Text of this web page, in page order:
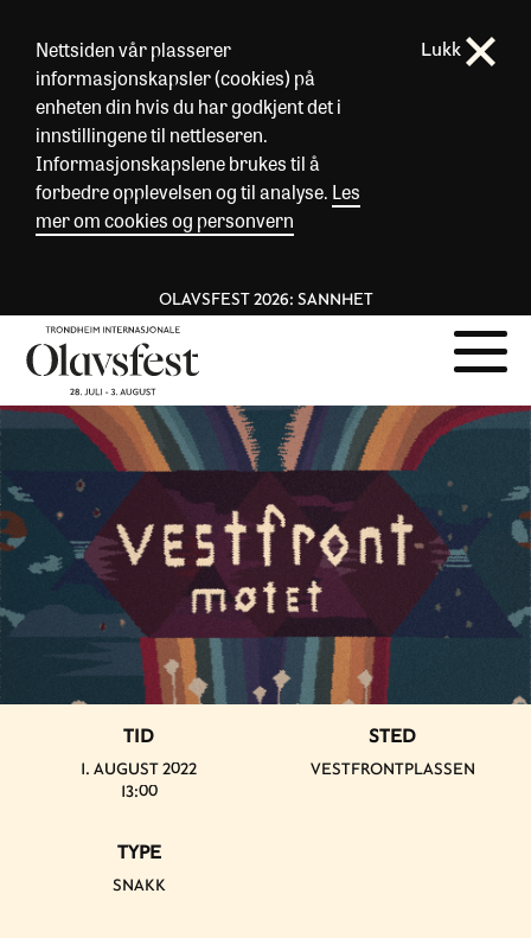
Nettsiden vår plasserer
informasjonskapsler (cookies) på
enheten din hvis du har godkjent det i
innstillingene til nettleseren.
Informasjonskapslene brukes til å
forbedre opplevelsen og til analyse. Les
mer om cookies og personvern
Lukk
OLAVSFEST 2026: SANNHET
TID
1. AUGUST 2022
13:00
STED
VESTFRONTPLASSEN
TYPE
SNAKK